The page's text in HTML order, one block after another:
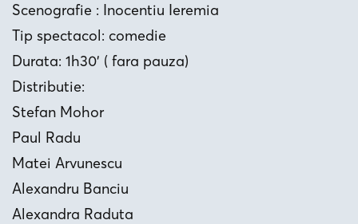
Scenografie : Inocentiu Ieremia
Tip spectacol: comedie
Durata: 1h30’ ( fara pauza)
Distributie:
Stefan Mohor
Paul Radu
Matei Arvunescu
Alexandru Banciu
Alexandra Raduta